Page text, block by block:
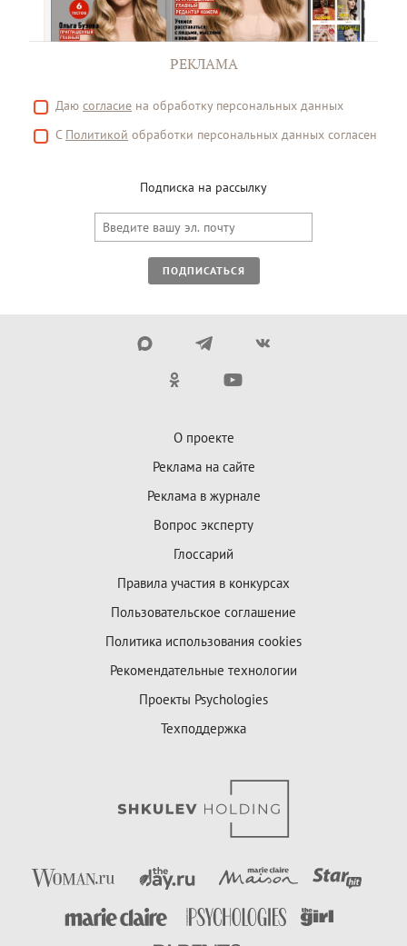
РЕКЛАМА
Даю согласие на обработку персональных данных
С Политикой обработки персональных данных согласен
Подписка на рассылку
ПОДПИСАТЬСЯ
О проекте
Реклама на сайте
Реклама в журнале
Вопрос эксперту
Глоссарий
Правила участия в конкурсах
Пользовательское соглашение
Политика использования cookies
Рекомендательные технологии
Проекты Psychologies
Техподдержка